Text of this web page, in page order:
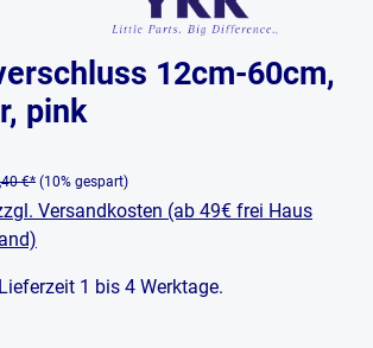
12cm-60cm,
pink
€* (10% gespart)
Versandkosten (ab 49€ frei Haus
1 bis 4 Werktage.